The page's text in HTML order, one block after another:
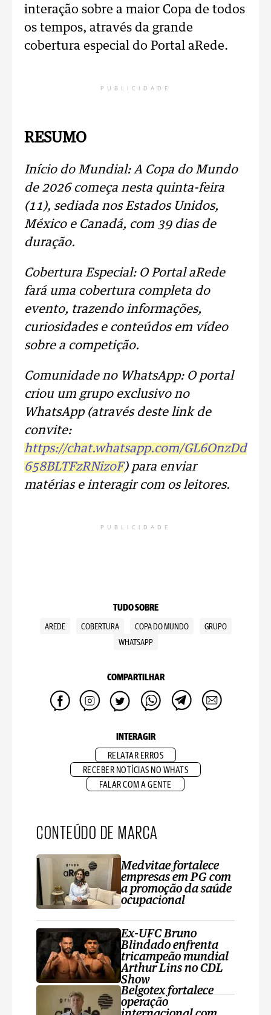
interação sobre a maior Copa de todos
os tempos, através da grande
cobertura especial do Portal aRede.
PUBLICIDADE
RESUMO
Início do Mundial: A Copa do Mundo
de 2026 começa nesta quinta-feira
(11), sediada nos Estados Unidos,
México e Canadá, com 39 dias de
duração.
Cobertura Especial: O Portal aRede
fará uma cobertura completa do
evento, trazendo informações,
curiosidades e conteúdos em vídeo
sobre a competição.
Comunidade no WhatsApp: O portal
criou um grupo exclusivo no
WhatsApp (através deste link de
convite:
https://chat.whatsapp.com/GL6OnzDd
658BLTFzRNizoF) para enviar
matérias e interagir com os leitores.
PUBLICIDADE
TUDO SOBRE
AREDE COBERTURA COPA DO MUNDO
GRUPO
WHATSAPP
COMPARTILHAR
INTERAGIR
RELATAR ERROS
RECEBER NOTÍCIAS NO WHATS
FALAR COM A GENTE
CONTEÚDO DE MARCA
Medvitae fortalece
empresas em PG com
a promoção da saúde
ocupacional
Ex-UFC Bruno
Blindado enfrenta
tricampeão mundial
Arthur Lins no CDL
Show
Belgotex fortalece
operação